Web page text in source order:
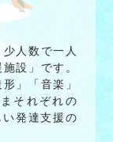
人数で一人
設」です。
」「音楽」
それぞれの
い発達支援の